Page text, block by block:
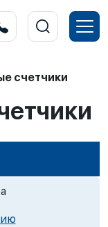
счетчики